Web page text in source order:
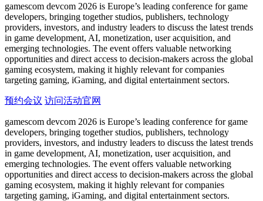
gamescom devcom 2026 is Europe’s leading conference for game
developers, bringing together studios, publishers, technology
providers, investors, and industry leaders to discuss the latest trends
in game development, AI, monetization, user acquisition, and
emerging technologies. The event offers valuable networking
opportunities and direct access to decision-makers across the global
gaming ecosystem, making it highly relevant for companies
targeting gaming, iGaming, and digital entertainment sectors.
预约会议 访问活动官网
gamescom devcom 2026 is Europe’s leading conference for game
developers, bringing together studios, publishers, technology
providers, investors, and industry leaders to discuss the latest trends
in game development, AI, monetization, user acquisition, and
emerging technologies. The event offers valuable networking
opportunities and direct access to decision-makers across the global
gaming ecosystem, making it highly relevant for companies
targeting gaming, iGaming, and digital entertainment sectors.